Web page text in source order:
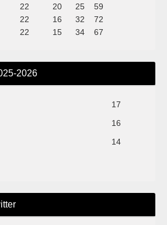
22 20 25
59
22 16 32
72
22 15 34 67
2026
17
16
14